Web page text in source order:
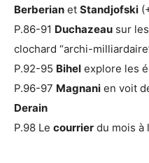
Berberian et Standjofski
P.86-91 Duchazeau sur
clochard “archi-
P.92-95 Bihel explore les
P.96-97 Magnani en voit
Derain
P.98 Le courrier du mois à